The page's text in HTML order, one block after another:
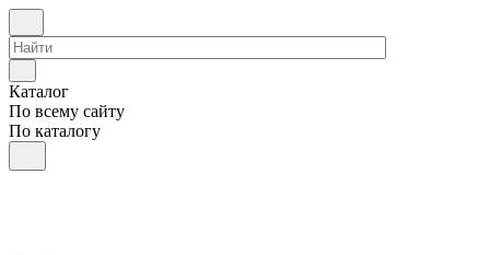
Каталог
По всему сайту
По каталогу